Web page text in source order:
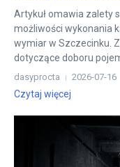
Artykuł omawia zalety
możliwości wykonania
wymiar w Szczecinku.
dotyczące doboru
dasyprocta 2026-07-16
Czytaj więcej